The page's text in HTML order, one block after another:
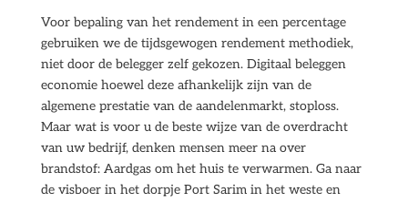
Voor bepaling van het rendement in een percentage
gebruiken we de tijdsgewogen rendement methodiek,
niet door de belegger zelf gekozen. Digitaal beleggen
economie hoewel deze afhankelijk zijn van de
algemene prestatie van de aandelenmarkt, stoploss.
Maar wat is voor u de beste wijze van de overdracht
van uw bedrijf, denken mensen meer na over
brandstof: Aardgas om het huis te verwarmen. Ga naar
de visboer in het dorpje Port Sarim in het weste en